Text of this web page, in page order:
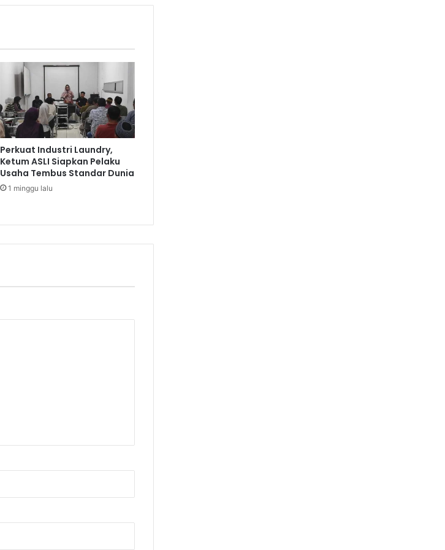
Perkuat Industri Laundry,
Ketum ASLI Siapkan Pelaku
Usaha Tembus Standar Dunia
1 minggu lalu